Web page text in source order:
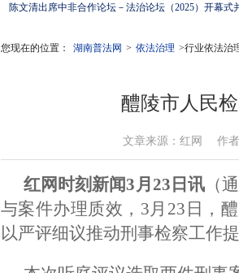
您现在的位置： 湖南普法网 > 依法治理 >行业依法治
醴陵市人民
文章来源：红网 作者
红网时刻新闻3月23日讯 （
与案件办理质效，3月23日，
以严评细议推动刑事检察工作